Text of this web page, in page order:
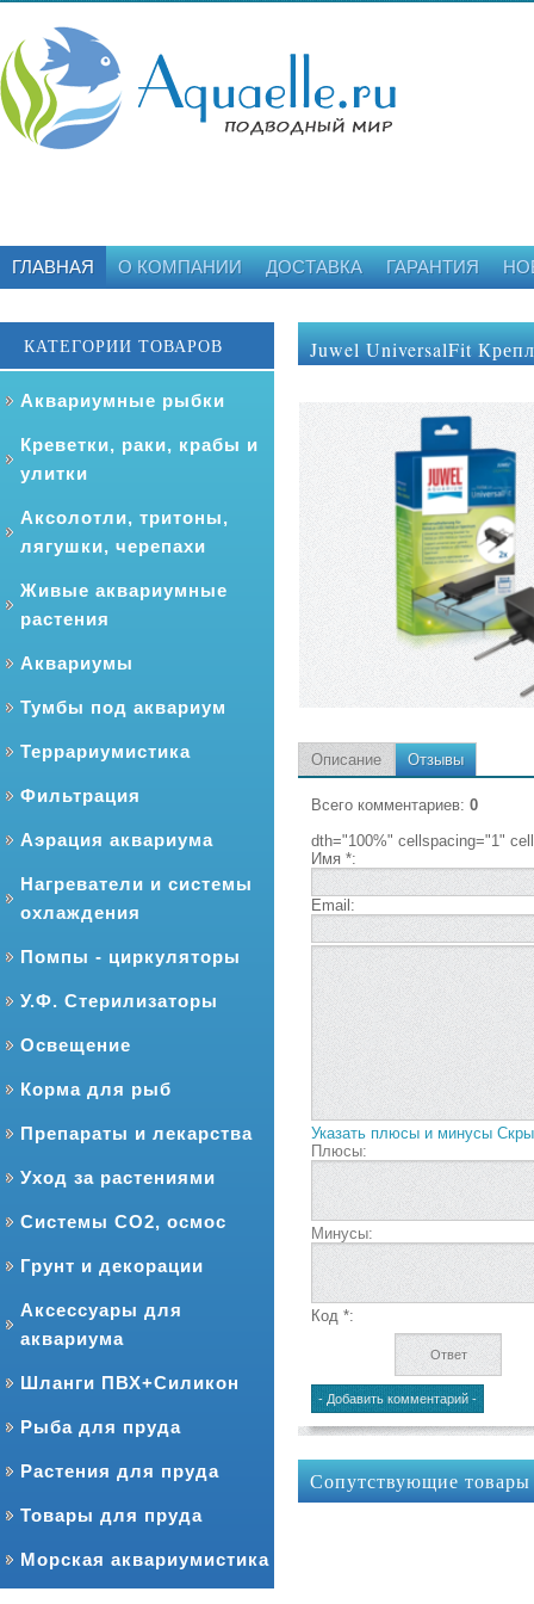
ГЛАВНАЯ О КОМПАНИИ ДОСТАВКА ГАРАНТИЯ
КАТЕГОРИИ ТОВАРОВ
Аквариумные рыбки
Креветки, раки, крабы и
улитки
Аксолотли, тритоны,
лягушки, черепахи
Живые аквариумные
растения
Аквариумы
Тумбы под аквариум
Террариумистика
Фильтрация
Аэрация аквариума
Нагреватели и системы
охлаждения
Помпы - циркуляторы
У.Ф. Стерилизаторы
Освещение
Корма для рыб
Препараты и лекарства
Уход за растениями
Системы CO2, осмос
Грунт и декорации
Аксессуары для
аквариума
Шланги ПВХ+Силикон
Рыба для пруда
Растения для пруда
Товары для пруда
Морская аквариумистика
Juwel UniversalFit
Описание Отзывы
Всего комментариев: 0
dth="100%" cellspacing="1"
Имя *:
Email:
Указать плюсы и минусы
Плюсы:
Минусы:
Код *:
Сопутствующие товары